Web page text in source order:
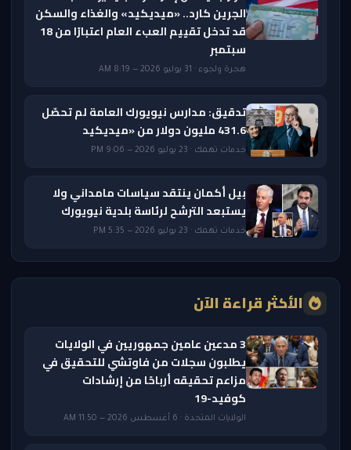
الجرين كارد.. «ميديكيد» والغذاء والسكن
قد تدخل تقييم العبء العام اعتبارًا من 18
سبتمبر
هجرة ولجوء · 31 يوليو 2026 — 8:19 AM
تدقيق: مدارس نيويورك العامة لم تحصّل
431.6 مليون دولار من «ميديكيد
خدمات تهمك · 23 يوليو 2026 — 9:06 PM
بيل أكمان ينتقد سياسات مامداني ولا
يستبعد الترشح لرئاسة بلدية نيويورك
خدمات تهمك · 23 يوليو 2026 — 5:35 PM
الأكثر قراءة الآن
3 مدعين عامين جمهوريين في الولايات
يطلبون سجلات من فاوتشي للتحقيق في
مزاعم تحقيقه أرباحًا من إرشادات
كوفيد-19
الولايات المتحدة · 6 أغسطس 2026 — 11:50 AM